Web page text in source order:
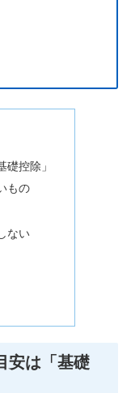
控除」
もの
ない
安は「基礎